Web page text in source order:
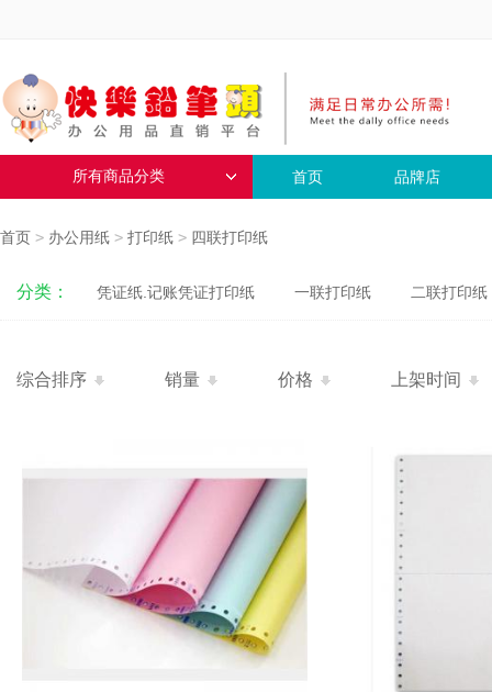
所有商品分类 首页 品牌店
首页 > 办公用纸 > 打印纸 > 四联打印纸
分类： 凭证纸.记账凭证打印纸 一联打印纸 二联打印纸
综合排序 销量 价格 上架时间